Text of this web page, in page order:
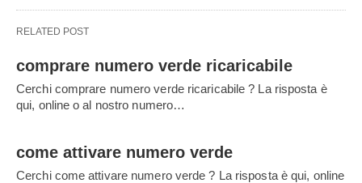
RELATED POST
comprare numero verde ricaricabile
Cerchi comprare numero verde ricaricabile ? La risposta è
qui, online o al nostro numero…
come attivare numero verde
Cerchi come attivare numero verde ? La risposta è qui, online